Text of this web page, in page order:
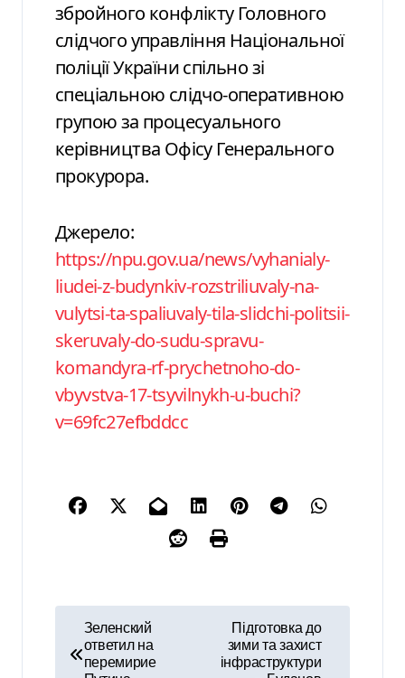
збройного конфлікту Головного
слідчого управління Національної
поліції України спільно зі
спеціальною слідчо-оперативною
групою за процесуального
керівництва Офісу Генерального
прокурора.
Джерело:
https://npu.gov.ua/news/vyhanialy-
liudei-z-budynkiv-rozstriliuvaly-na-
vulytsi-ta-spaliuvaly-tila-slidchi-politsii-
skeruvaly-do-sudu-spravu-
komandyra-rf-prychetnoho-do-
vbyvstva-17-tsyvilnykh-u-buchi?
v=69fc27efbddcc
Зеленский
ответил на
перемирие
Підготовка до
зими та захист
інфраструктури